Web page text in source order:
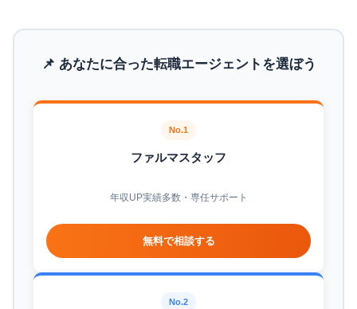
📌 あなたに合った転職エージェントを選ぼう
No.1
ファルマスタッフ
年収UP実績多数・専任サポート
無料で相談する
No.2